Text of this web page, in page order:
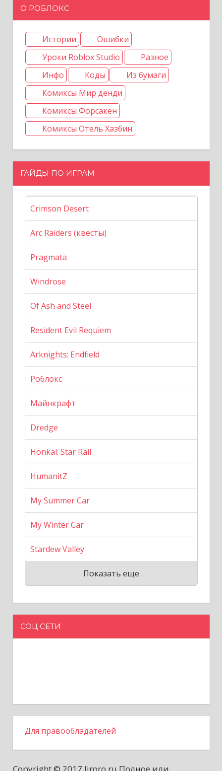
О РОБЛОКС
Истории
Ошибки
Уроки Roblox Studio
Разное
Инфо
Коды
Из бумаги
Комиксы Мир денди
Комиксы Форсакен
Комиксы Отель Хазбин
ГАЙДЫ ПО ИГРАМ
Crimson Desert
Arc Raiders (квесты)
Pragmata
Windrose
Of Ash and Steel
Resident Evil Requiem
Arknights: Endfield
Роблокс
Майнкрафт
Dredge
Honkai: Star Rail
HumanitZ
My Summer Car
My Winter Car
Stardew Valley
Показать еще
СОЦ СЕТИ
Для правообладателей